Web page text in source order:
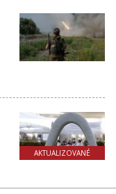
AKTUALIZOVANÉ